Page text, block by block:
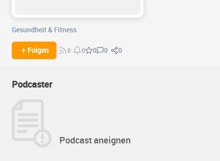
Gesundheit & Fitness
Folgen 0 0 0 0 0
Podcaster
Podcast aneignen